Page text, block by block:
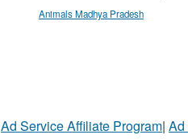
Animals Madhya Pradesh
Ad Service Affiliate Program| Ad